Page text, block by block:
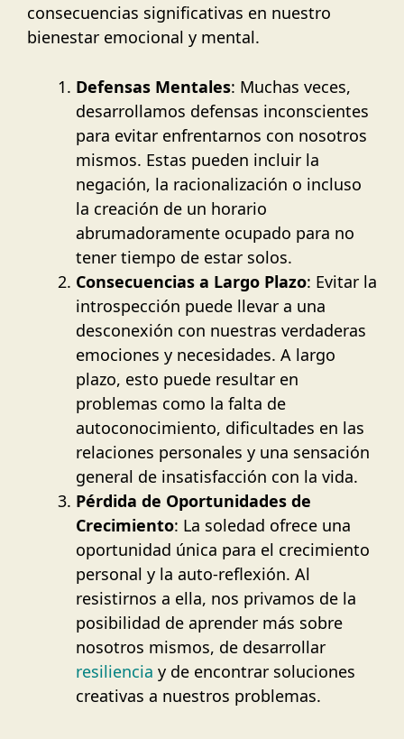
consecuencias significativas en nuestro
bienestar emocional y mental.
Defensas Mentales: Muchas veces,
desarrollamos defensas inconscientes
para evitar enfrentarnos con nosotros
mismos. Estas pueden incluir la
negación, la racionalización o incluso
la creación de un horario
abrumadoramente ocupado para no
tener tiempo de estar solos.
Consecuencias a Largo Plazo: Evitar la
introspección puede llevar a una
desconexión con nuestras verdaderas
emociones y necesidades. A largo
plazo, esto puede resultar en
problemas como la falta de
autoconocimiento, dificultades en las
relaciones personales y una sensación
general de insatisfacción con la vida.
Pérdida de Oportunidades de
Crecimiento: La soledad ofrece una
oportunidad única para el crecimiento
personal y la auto-reflexión. Al
resistirnos a ella, nos privamos de la
posibilidad de aprender más sobre
nosotros mismos, de desarrollar
resiliencia y de encontrar soluciones
creativas a nuestros problemas.